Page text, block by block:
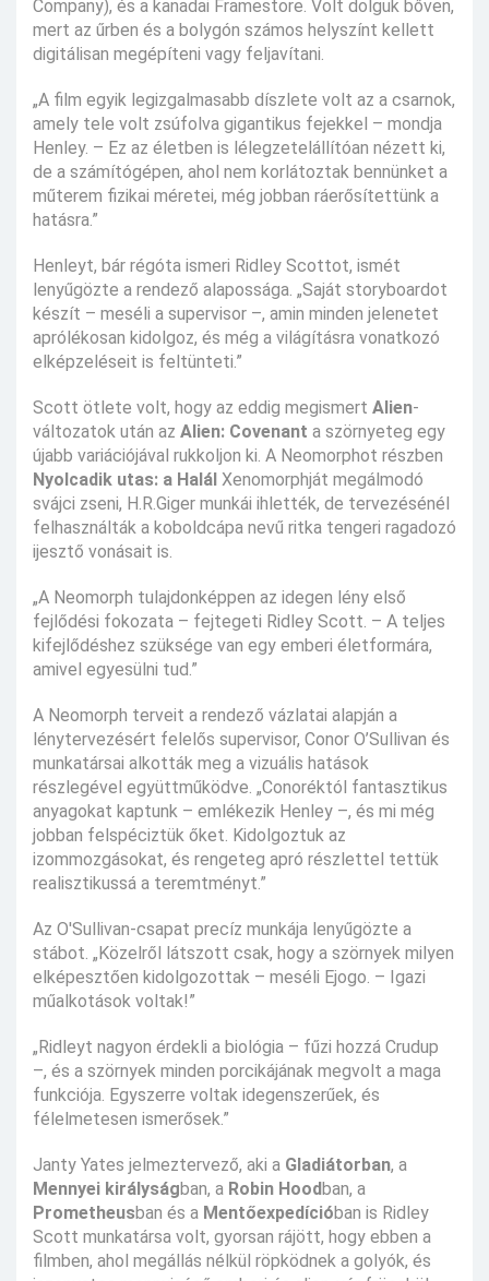
Company), és a kanadai Framestore. Volt dolguk bőven,
mert az űrben és a bolygón számos helyszínt kellett
digitálisan megépíteni vagy feljavítani.
„A film egyik legizgalmasabb díszlete volt az a csarnok,
amely tele volt zsúfolva gigantikus fejekkel – mondja
Henley. – Ez az életben is lélegzetelállítóan nézett ki,
de a számítógépen, ahol nem korlátoztak bennünket a
műterem fizikai méretei, még jobban ráerősítettünk a
hatásra.”
Henleyt, bár régóta ismeri Ridley Scottot, ismét
lenyűgözte a rendező alapossága. „Saját storyboardot
készít – meséli a supervisor –, amin minden jelenetet
aprólékosan kidolgoz, és még a világításra vonatkozó
elképzeléseit is feltünteti.”
Scott ötlete volt, hogy az eddig megismert Alien-
változatok után az Alien: Covenant a szörnyeteg egy
újabb variációjával rukkoljon ki. A Neomorphot részben
Nyolcadik utas: a Halál Xenomorphját megálmodó
svájci zseni, H.R.Giger munkái ihlették, de tervezésénél
felhasználták a koboldcápa nevű ritka tengeri ragadozó
ijesztő vonásait is.
„A Neomorph tulajdonképpen az idegen lény első
fejlődési fokozata – fejtegeti Ridley Scott. – A teljes
kifejlődéshez szüksége van egy emberi életformára,
amivel egyesülni tud.”
A Neomorph terveit a rendező vázlatai alapján a
lénytervezésért felelős supervisor, Conor O’Sullivan és
munkatársai alkották meg a vizuális hatások
részlegével együttműködve. „Conoréktól fantasztikus
anyagokat kaptunk – emlékezik Henley –, és mi még
jobban felspéciztük őket. Kidolgoztuk az
izommozgásokat, és rengeteg apró részlettel tettük
realisztikussá a teremtményt.”
Az O'Sullivan-csapat precíz munkája lenyűgözte a
stábot. „Közelről látszott csak, hogy a szörnyek milyen
elképesztően kidolgozottak – meséli Ejogo. – Igazi
műalkotások voltak!”
„Ridleyt nagyon érdekli a biológia – fűzi hozzá Crudup
–, és a szörnyek minden porcikájának megvolt a maga
funkciója. Egyszerre voltak idegenszerűek, és
félelmetesen ismerősek.”
Janty Yates jelmeztervező, aki a Gladiátorban, a
Mennyei királyságban, a Robin Hoodban, a
Prometheusban és a Mentőexpedícióban is Ridley
Scott munkatársa volt, gyorsan rájött, hogy ebben a
filmben, ahol megállás nélkül röpködnek a golyók, és